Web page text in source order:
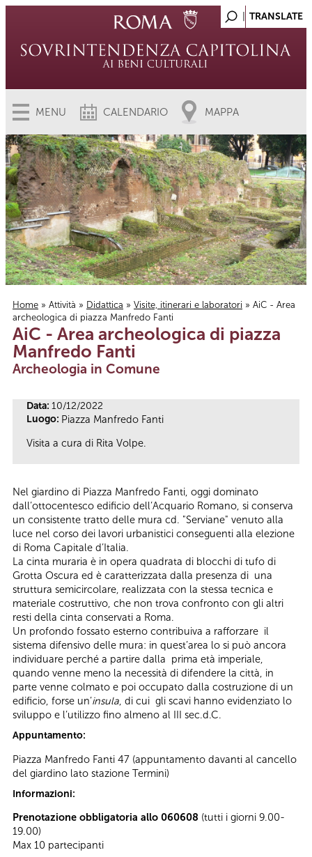
MENU CALENDARIO MAPPA
Tu sei qui
Home » Attività » Didattica » Visite, itinerari e laboratori » AiC - Area
archeologica di piazza Manfredo Fanti
AiC - Area archeologica di piazza
Manfredo Fanti
Archeologia in Comune
Data: 10/12/2022
Luogo: Piazza Manfredo Fanti
Visita a cura di Rita Volpe.
Nel giardino di Piazza Manfredo Fanti, oggi dominato
dall’ottocentesco edificio dell’Acquario Romano, si conserva
un consistente tratto delle mura cd. "Serviane" venuto alla
luce nel corso dei lavori urbanistici conseguenti alla elezione
di Roma Capitale d’Italia.
La cinta muraria è in opera quadrata di blocchi di tufo di
Grotta Oscura ed è caratterizzata dalla presenza di una
struttura semicircolare, realizzata con la stessa tecnica e
materiale costruttivo, che non trova confronto con gli altri
resti della cinta conservati a Roma.
Un profondo fossato esterno contribuiva a rafforzare il
sistema difensivo delle mura: in quest’area lo si può ancora
individuare perché a partire dalla prima età imperiale,
quando venne meno la necessità di difendere la città, in
parte venne colmato e poi occupato dalla costruzione di un
edificio, forse un’insula, di cui gli scavi hanno evidenziato lo
sviluppo e l’utilizzo fino almeno al III sec.d.C.
Appuntamento:
Piazza Manfredo Fanti 47 (appuntamento davanti al cancello
del giardino lato stazione Termini)
Informazioni:
Prenotazione obbligatoria allo 060608 (tutti i giorni 9.00-
19.00)
Max 10 partecipanti